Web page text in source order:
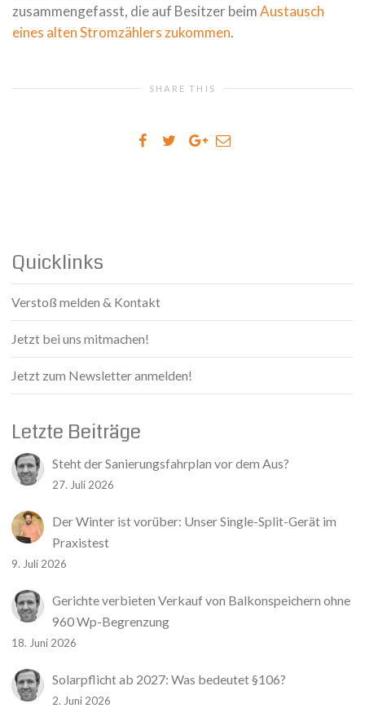
zusammengefasst, die auf Besitzer beimAustausch
eines alten Stromzählers zukommen.
SHARE THIS
Quicklinks
Verstoß melden & Kontakt
Jetzt bei uns mitmachen!
Jetzt zum Newsletter anmelden!
Letzte Beiträge
Steht der Sanierungsfahrplan vor dem Aus?
27. Juli 2026
Der Winter ist vorüber: Unser Single-Split-Gerät im
Praxistest
9. Juli 2026
Gerichte verbieten Verkauf von Balkonspeichern ohne
960 Wp-Begrenzung
18. Juni 2026
Solarpflicht ab 2027: Was bedeutet §106?
2. Juni 2026